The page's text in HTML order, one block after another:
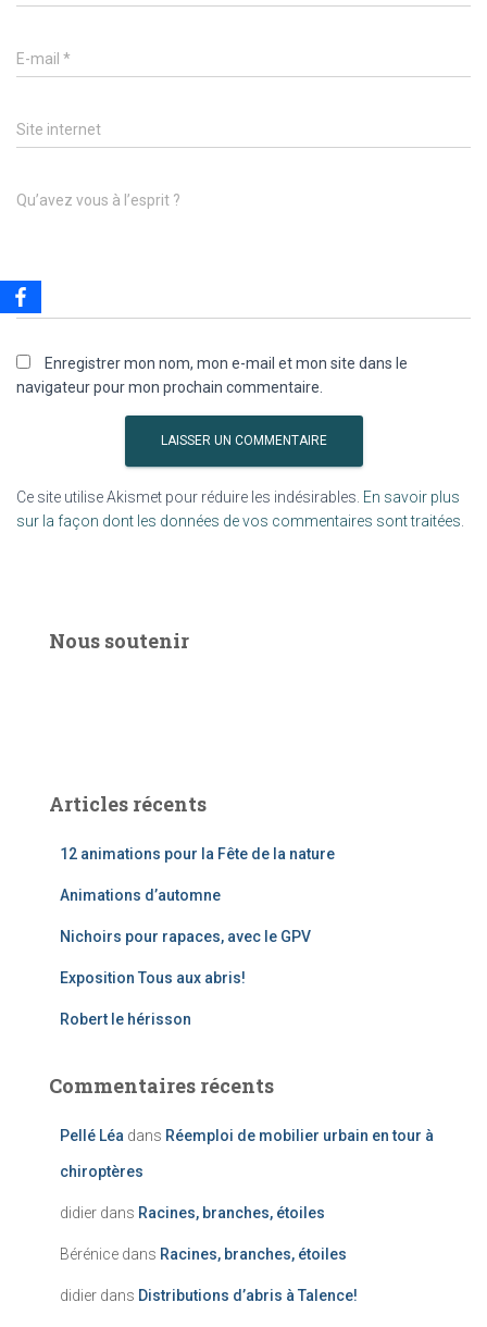
E-mail *
Site internet
Qu’avez vous à l’esprit ?
Enregistrer mon nom, mon e-mail et mon site dans le
navigateur pour mon prochain commentaire.
Ce site utilise Akismet pour réduire les indésirables. En savoir plus
sur la façon dont les données de vos commentaires sont traitées.
Nous soutenir
Articles récents
12 animations pour la Fête de la nature
Animations d’automne
Nichoirs pour rapaces, avec le GPV
Exposition Tous aux abris!
Robert le hérisson
Commentaires récents
Pellé Léa dans Réemploi de mobilier urbain en tour à
chiroptères
didier dans Racines, branches, étoiles
Bérénice dans Racines, branches, étoiles
didier dans Distributions d’abris à Talence!